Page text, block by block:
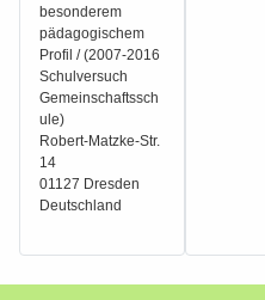
besonderem
pädagogischem
Profil / (2007-2016
Schulversuch
Gemeinschaftssch
ule)
Robert-Matzke-Str.
14
01127 Dresden
Deutschland